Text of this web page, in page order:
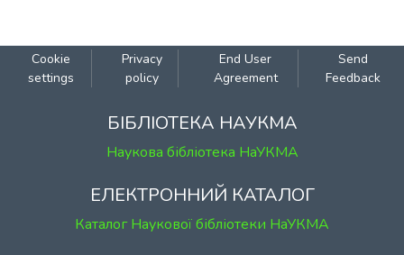
Cookie
settings
Privacy
policy
End User
Agreement
Send
Feedback
БІБЛІОТЕКА НАУКМА
Наукова бібліотека НаУКМА
ЕЛЕКТРОННИЙ КАТАЛОГ
Каталог Наукової бібліотеки НаУКМА